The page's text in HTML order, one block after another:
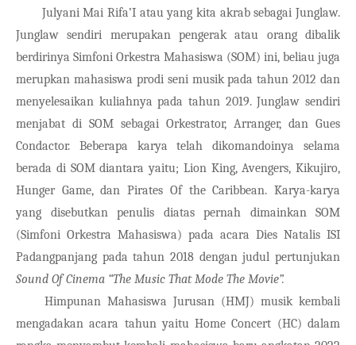
Julyani Mai Rifa’I atau yang kita akrab sebagai Junglaw.
Junglaw sendiri merupakan pengerak atau orang dibalik
berdirinya Simfoni Orkestra Mahasiswa (SOM) ini, beliau juga
merupkan mahasiswa prodi seni musik pada tahun 2012 dan
menyelesaikan kuliahnya pada tahun 2019. Junglaw sendiri
menjabat di SOM sebagai Orkestrator, Arranger, dan Gues
Condactor. Beberapa karya telah dikomandoinya selama
berada di SOM diantara yaitu; Lion King, Avengers, Kikujiro,
Hunger Game, dan Pirates Of the Caribbean. Karya-karya
yang disebutkan penulis diatas pernah dimainkan SOM
(Simfoni Orkestra Mahasiswa) pada acara Dies Natalis ISI
Sound Of Cinema “The Music That Mode The Movie”.
Himpunan Mahasiswa Jurusan (HMJ) musik kembali
mengadakan acara tahun yaitu Home Concert (HC) dalam